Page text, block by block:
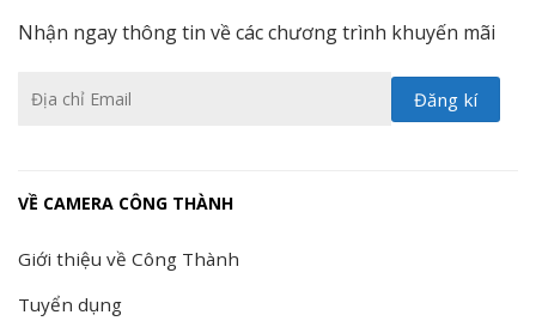
Nhận ngay thông tin về các chương trình khuyến mãi
VỀ CAMERA CÔNG THÀNH
Giới thiệu về Công Thành
Tuyển dụng